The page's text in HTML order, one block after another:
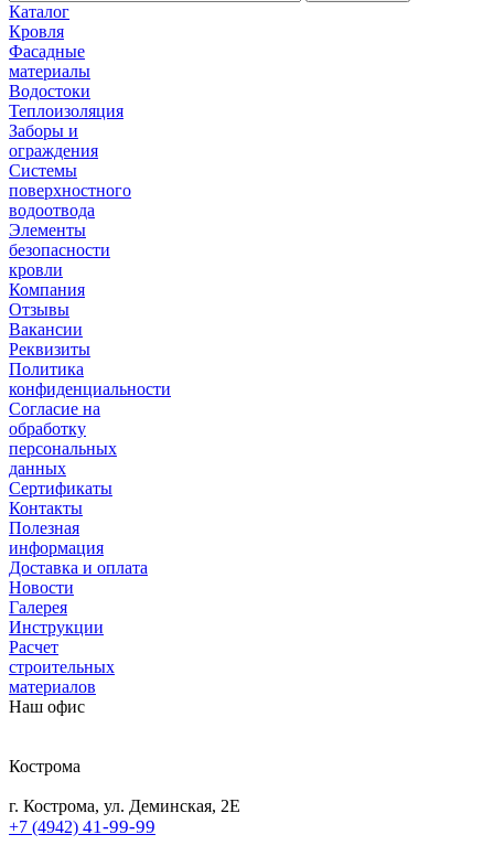
Каталог
Кровля
Фасадные
материалы
Водостоки
Теплоизоляция
Заборы и
ограждения
Системы
поверхностного
водоотвода
Элементы
безопасности
кровли
Компания
Отзывы
Вакансии
Реквизиты
Политика
конфиденциальности
Согласие на
обработку
персональных
данных
Сертификаты
Контакты
Полезная
информация
Доставка и оплата
Новости
Галерея
Инструкции
Расчет
строительных
материалов
Наш офис
Кострома
г. Кострома, ул. Деминская, 2Е
+7 (4942) 41-99-99